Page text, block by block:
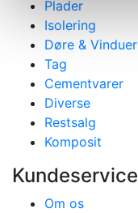
Plader
Isolering
Døre & Vinduer
Tag
Cementvarer
Diverse
Restsalg
Komposit
Kundeservice
Om os